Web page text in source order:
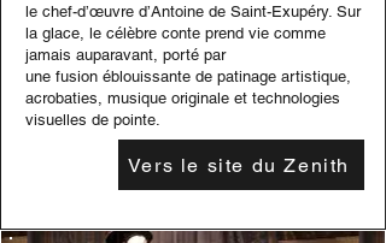
le chef-d’œuvre d’Antoine de Saint-Exupéry. Sur
la glace, le célèbre conte prend vie comme
jamais auparavant, porté par
une fusion éblouissante de patinage artistique,
acrobaties, musique originale et technologies
visuelles de pointe.
Vers le site du Zenith